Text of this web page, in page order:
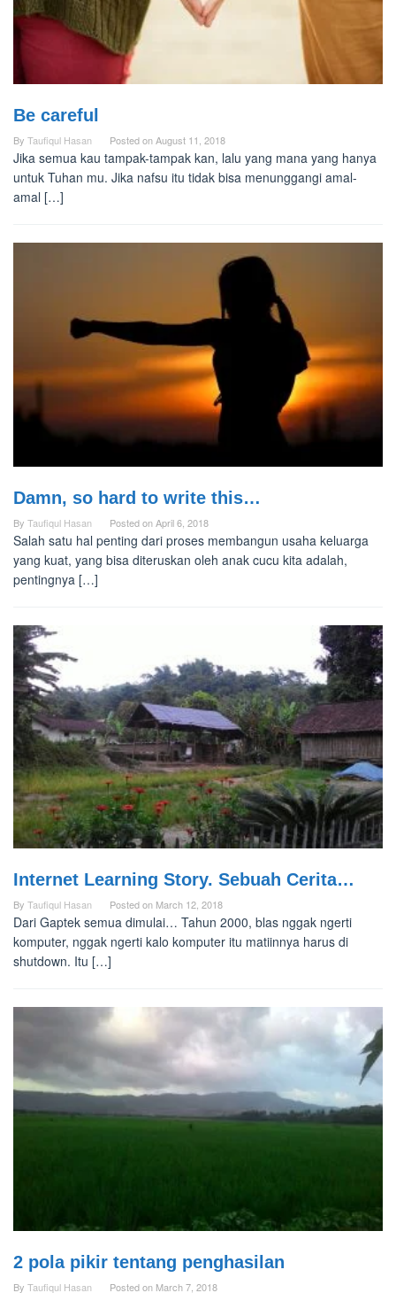
Be careful
By Taufiqul Hasan Posted onAugust 11, 2018
Jika semua kau tampak-tampak kan, lalu yang mana yang hanya
untuk Tuhan mu. Jika nafsu itu tidak bisa menunggangi amal-
amal […]
Damn, so hard to write this…
By Taufiqul Hasan Posted onApril 6, 2018
Salah satu hal penting dari proses membangun usaha keluarga
yang kuat, yang bisa diteruskan oleh anak cucu kita adalah,
pentingnya […]
Internet Learning Story. Sebuah Cerita…
By Taufiqul Hasan Posted on March 12, 2018
Dari Gaptek semua dimulai… Tahun 2000, blas nggak ngerti
komputer, nggak ngerti kalo komputer itu matiinnya harus di
shutdown. Itu […]
2 pola pikir tentang penghasilan
By Taufiqul Hasan Posted on March 7, 2018